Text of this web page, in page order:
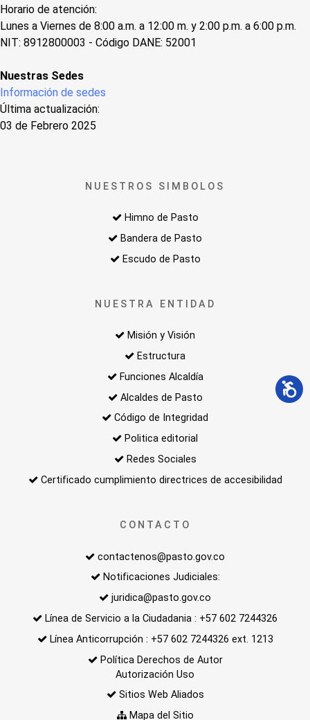
Horario de atención:
Lunes a Viernes de 8:00 a.m. a 12:00 m. y 2:00 p.m. a 6:00 p.m.
NIT: 8912800003 - Código DANE: 52001
Nuestras Sedes
Información de sedes
Última actualización:
03 de Febrero 2025
NUESTROS SIMBOLOS
Himno de Pasto
Bandera de Pasto
Escudo de Pasto
NUESTRA ENTIDAD
Misión y Visión
Estructura
Funciones Alcaldía
Alcaldes de Pasto
Código de Integridad
Politica editorial
Redes Sociales
Certificado cumplimiento directrices de accesibilidad
CONTACTO
contactenos@pasto.gov.co
Notificaciones Judiciales:
juridica@pasto.gov.co
Línea de Servicio a la Ciudadania : +57 602 7244326
Línea Anticorrupción : +57 602 7244326 ext. 1213
Política Derechos de Autor
Autorización Uso
Sitios Web Aliados
Mapa del Sitio